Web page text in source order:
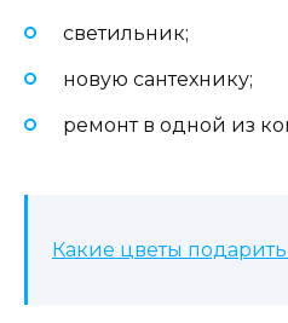
светильник;
новую сантехнику;
ремонт в одной из
Какие цветы